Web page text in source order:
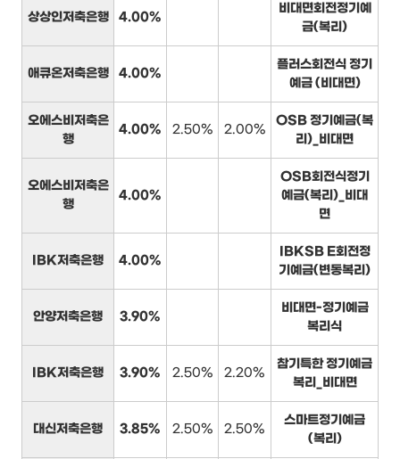
상상인저축은행 4.00%
비대면회전정기예
금(복리)
애큐온저축은행 4.00%
플러스회전식 정기
예금 (비대면)
오에스비저축은
행
4.00% 2.50% 2.00%
OSB 정기예금(복
리)_비대면
오에스비저축은
행
4.00%
OSB회전식정기
예금(복리)_비대
면
IBK저축은행 4.00%
IBKSB E회전정
기예금(변동복리)
안양저축은행 3.90%
비대면-정기예금
복리식
IBK저축은행 3.90% 2.50% 2.20%
참기특한 정기예금
복리_비대면
대신저축은행 3.85% 2.50% 2.50%
스마트정기예금
(복리)